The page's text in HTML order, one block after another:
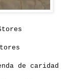
de caridad